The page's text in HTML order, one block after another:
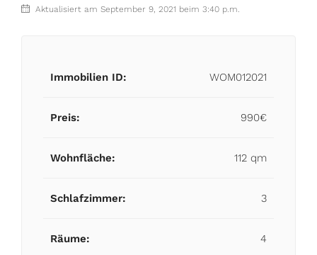
Aktualisiert am September 9, 2021 beim 3:40 p.m.
Immobilien ID: WOM012021
Preis: 990€
Wohnfläche: 112 qm
Schlafzimmer: 3
Räume: 4